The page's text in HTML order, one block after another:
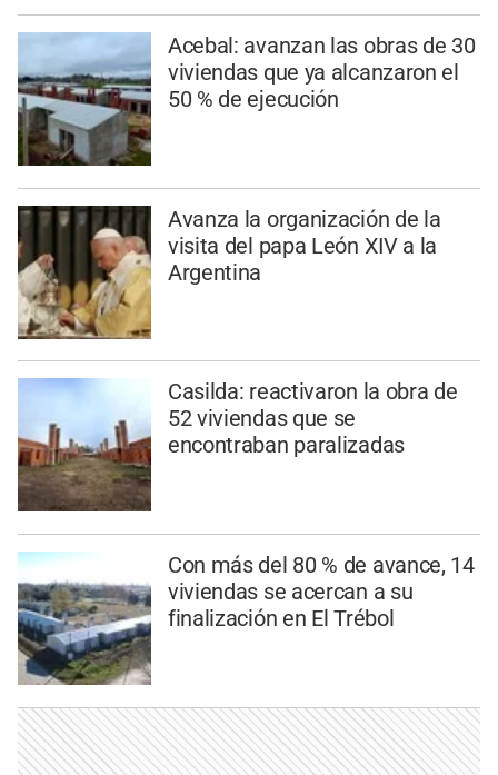
Acebal: avanzan las obras de 30
viviendas que ya alcanzaron el
50 % de ejecución
Avanza la organización de la
visita del papa León XIV a la
Argentina
Casilda: reactivaron la obra de
52 viviendas que se
encontraban paralizadas
Con más del 80 % de avance, 14
viviendas se acercan a su
finalización en El Trébol